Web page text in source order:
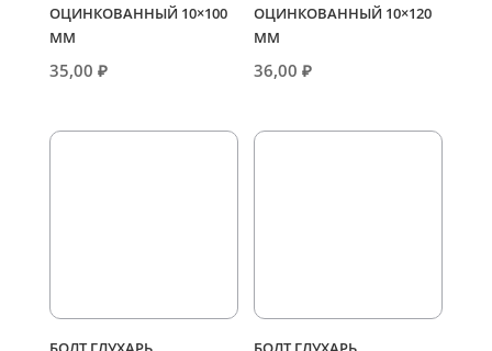
ОЦИНКОВАННЫЙ 10×100
ММ
35,00 ₽
ОЦИНКОВАННЫЙ 10×120
ММ
36,00₽